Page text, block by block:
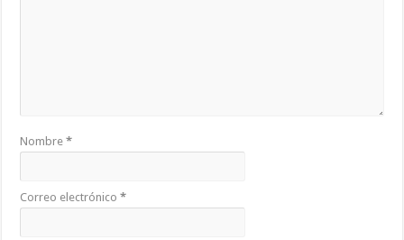
Nombre*
Correo electrónico*